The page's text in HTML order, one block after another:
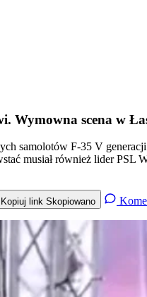
Wymowna scena w
samolotów F-35 V
musiał również lider PSL
Kopiuj link Skopiowano